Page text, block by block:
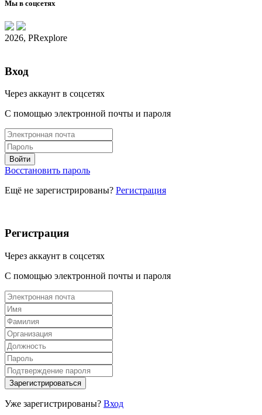
Мы в соцсетях
2026, PRexplore
Вход
Через аккаунт в соцсетях
С помощью электронной почты и пароля
Восстановить пароль
Ещё не зарегистрированы? Регистрация
Регистрация
Через аккаунт в соцсетях
С помощью электронной почты и пароля
Уже зарегистрированы? Вход